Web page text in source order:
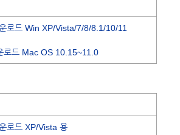
로드 Win XP/Vista/7/8/8.1/10/11
로드 Mac OS 10.15~11.0
로드 XP/Vista 용